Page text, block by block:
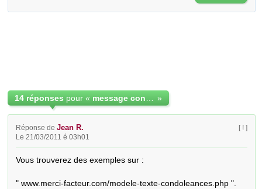
14 réponses pour « »
Réponse deJean R.
Le 21/03/2011 é 03h01
[ ! ]
Vous trouverez des exemples sur :
" www.merci-facteur.com/modele-texte-condoleances.php ".